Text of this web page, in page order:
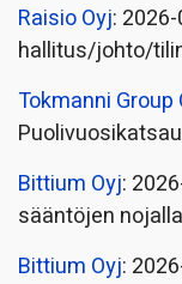
Raisio Oyj:
hallitus/johto/
Tokmanni Group
Bittium Oyj:
sääntöjen
Bittium Oyj: